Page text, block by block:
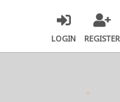
LOGIN REGISTER